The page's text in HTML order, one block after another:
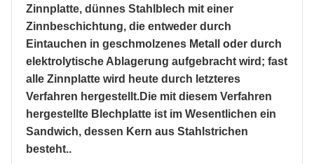
Zinnplatte, dünnes Stahlblech mit einer
Zinnbeschichtung, die entweder durch
Eintauchen in geschmolzenes Metall oder durch
elektrolytische Ablagerung aufgebracht wird; fast
alle Zinnplatte wird heute durch letzteres
Verfahren hergestellt.Die mit diesem Verfahren
hergestellte Blechplatte ist im Wesentlichen ein
Sandwich, dessen Kern aus Stahlstrichen
besteht..